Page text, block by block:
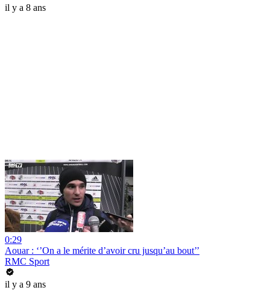
il y a 8 ans
0:29
Aouar : ‘’On a le mérite d’avoir cru jusqu’au bout’’
RMC Sport
il y a 9 ans